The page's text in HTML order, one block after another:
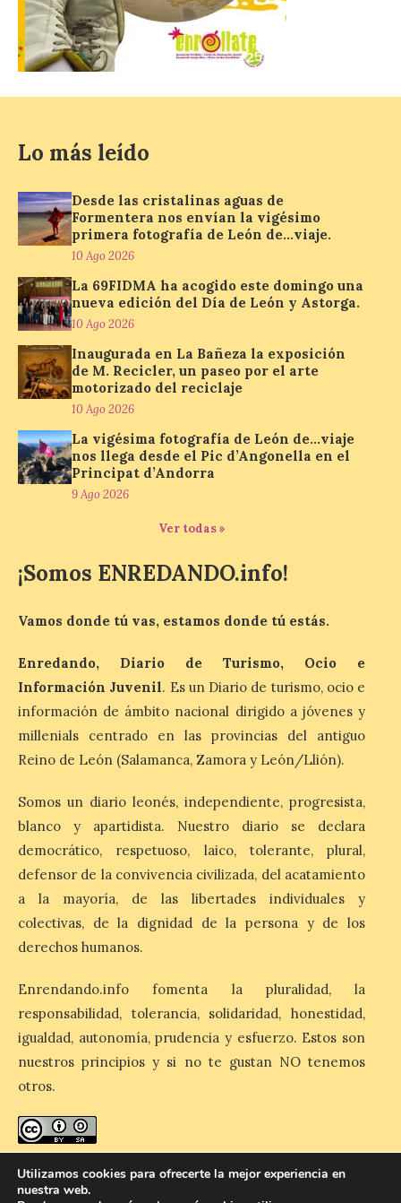
10 Ago 2026
por 125 piezas de una de las figuras
esenciales del arte contemporáneo.
marcan esta exposición […]
Protección Civil activa la
fase de Preemergencia en
Situación Operativa 1 del
Plan Estatal General de
riesgos potenciales
asociados al eclipse
10 Ago 2026
El dispositivo se refuerza
días antes del eclipse
solar total del 12 de
España de oeste a este, y
que movilizará a varios millones de
acontecimiento histórico. Algunas
comunidades autónomas ya han […]
El Ayuntamiento de
Segovia presenta “Música
para un eclipse”, un
concierto único con
motivo del eclipse de sol
10 Ago 2026
La cita, que se celebrará el
12 de agosto en el
enlosado de la Catedral,
incluye el estreno absoluto
de una composición del
Segovia lanza el Premio Internacional de
Fotografía del Eclipse “Segovia bajo […]
València prepara un
operativo especial de
limpieza en las playas y el
punto de observación para
el eclipse solar del día 12
10 Ago 2026
El Ayuntamiento ha
con el dispositivo de
Lo más leído
Desde las cristalinas aguas de
Formentera nos envían la vigésimo
primera fotografía de León de…viaje.
10 Ago 2026
La 69FIDMA ha acogido este domingo una
nueva edición del Día de León y Astorga.
10 Ago 2026
Inaugurada en La Bañeza la exposición
de M. Recicler, un paseo por el arte
motorizado del reciclaje
10 Ago 2026
La vigésima fotografía de León de…viaje
nos llega desde el Pic d’Angonella en el
Principat d’Andorra
9 Ago 2026
Ver todas »
¡Somos ENREDANDO.info!
Vamos donde tú vas, estamos donde tú estás.
Enredando, Diario de Turismo, Ocio e
Información Juvenil. Es un Diario de turismo, ocio e
información de ámbito nacional dirigido a jóvenes y
millenials centrado en las provincias del antiguo
Reino de León (Salamanca, Zamora y León/Llión).
Somos un diario leonés, independiente, progresista,
blanco y apartidista. Nuestro diario se declara
democrático, respetuoso, laico, tolerante, plural,
defensor de la convivencia civilizada, del acatamiento
a la mayoría, de las libertades individuales y
colectivas, de la dignidad de la persona y de los
derechos humanos.
Enrendando.info fomenta la pluralidad, la
responsabilidad, tolerancia, solidaridad, honestidad,
igualdad, autonomía, prudencia y esfuerzo. Estos son
nuestros principios y si no te gustan NO tenemos
otros.
Reconocimiento-CompartirIgual 4.0 Internacional
Utilizamos cookies para ofrecerte la mejor experiencia en
nuestra web.